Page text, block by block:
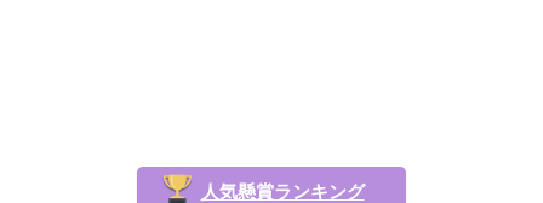
人気懸賞ランキング